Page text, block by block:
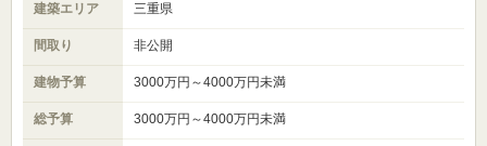
建築エリア 三重県
間取り 非公開
建物予算 3000万円～4000万円未満
総予算 3000万円～4000万円未満